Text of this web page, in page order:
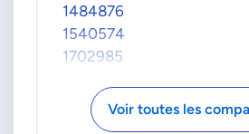
1484876
1540574
1702985
1803883
1892398
Voir toutes les